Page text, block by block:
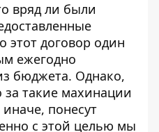
вряд ли были
этот договор один
ежегодно
бюджета. Однако,
за такие махинации
понесут
с этой целью мы